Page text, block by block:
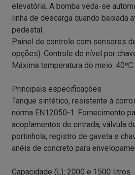
elevatória. A bomba veda-se
linha de descarga quando baixada
pedestal.
Painel de controle com sensores
opções). Controle de nível por
Máxima temperatura do meio: 40ºC.
Principais especificações
Tanque sintético, resistente à
norma EN12050-1. Fornecimento
acoplamentos de entrada, válvula
portinhola, registro de gaveta e
anéis de concreto para
Capacidade (L): 2000 e 1500 litros